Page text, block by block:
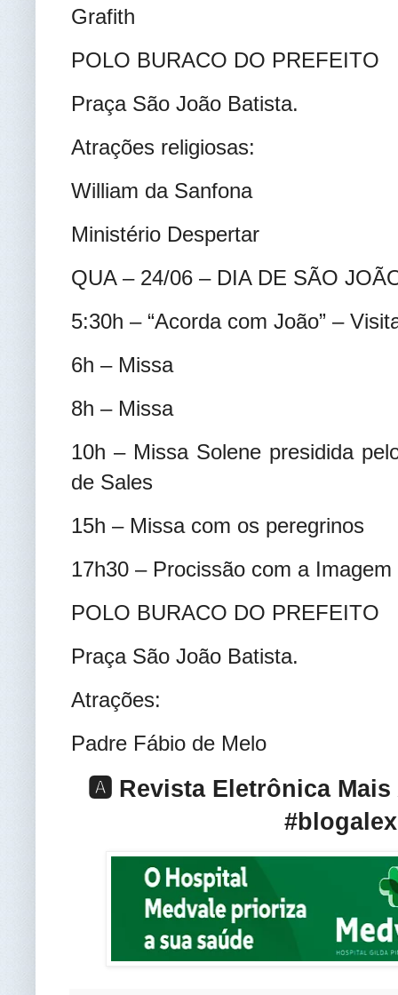
Grafith
POLO BURACO DO PREFEITO
Praça São João Batista.
Atrações religiosas:
William da Sanfona
Ministério Despertar
QUA – 24/06 – DIA DE SÃO
5:30h – “Acorda com João” –
6h – Missa
8h – Missa
10h – Missa Solene presidida
de Sales
15h – Missa com os peregrinos
17h30 – Procissão com a
POLO BURACO DO PREFEITO
Praça São João Batista.
Atrações:
Padre Fábio de Melo
🅰️ Revista Eletrônica